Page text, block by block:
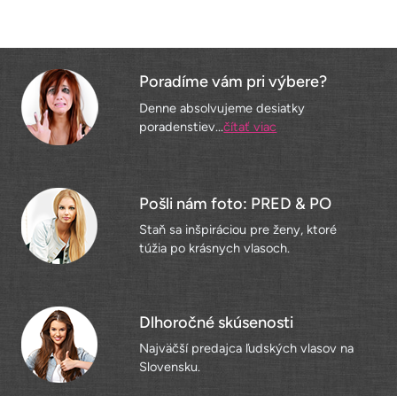
Poradíme vám pri výbere?
Denne absolvujeme desiatky
poradenstiev...čítať viac
Pošli nám foto: PRED & PO
Staň sa inšpiráciou pre ženy, ktoré
túžia po krásnych vlasoch.
Dlhoročné skúsenosti
Najväčší predajca ľudských vlasov na
Slovensku.